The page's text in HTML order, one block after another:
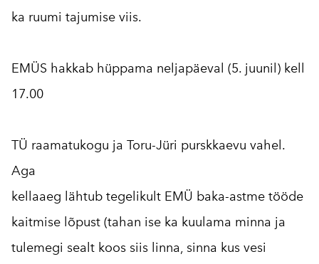
ka ruumi tajumise viis.
EMÜS hakkab hüppama neljapäeval (5. juunil) kell
17.00
TÜ raamatukogu ja Toru-Jüri purskkaevu vahel.
Aga
kellaaeg lähtub tegelikult EMÜ baka-astme tööde
kaitmise lõpust (tahan ise ka kuulama minna ja
tulemegi sealt koos siis linna, sinna kus vesi